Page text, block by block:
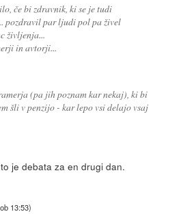
če bi zdravnik, ki se je tudi
pozdravil par ljudi pol pa živel
življenja...
in avtorji...
(pa jih poznam kar nekaj), ki bi
šli v penzijo - kar lepo vsi delajo vsaj
je debata za en drugi dan.
13:53)